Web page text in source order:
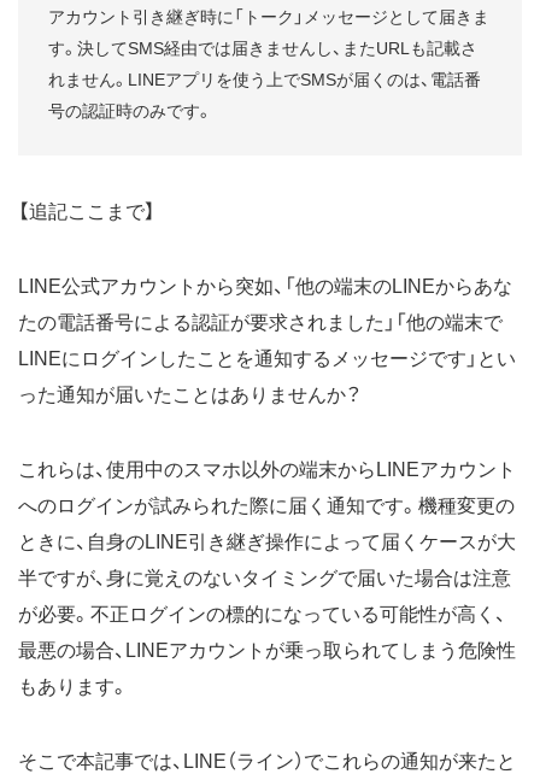
アカウント引き継ぎ時に「トーク」メッセージとして届きま
す。決してSMS経由では届きませんし、またURLも記載さ
れません。LINEアプリを使う上でSMSが届くのは、電話番
号の認証時のみです。
【追記ここまで】
LINE公式アカウントから突如、「他の端末のLINEからあな
たの電話番号による認証が要求されました」「他の端末で
LINEにログインしたことを通知するメッセージです」とい
った通知が届いたことはありませんか？
これらは、使用中のスマホ以外の端末からLINEアカウント
へのログインが試みられた際に届く通知です。機種変更の
ときに、自身のLINE引き継ぎ操作によって届くケースが大
半ですが、身に覚えのないタイミングで届いた場合は注意
が必要。不正ログインの標的になっている可能性が高く、
最悪の場合、LINEアカウントが乗っ取られてしまう危険性
もあります。
そこで本記事では、LINE（ライン）でこれらの通知が来たと